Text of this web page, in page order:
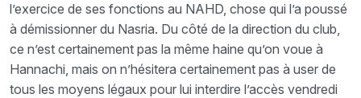
l’exercice de ses fonctions au NAHD, chose qui l’a poussé
à démissionner du Nasria. Du côté de la direction du club,
ce n’est certainement pas la même haine qu’on voue à
Hannachi, mais on n’hésitera certainement pas à user de
tous les moyens légaux pour lui interdire l’accès vendredi